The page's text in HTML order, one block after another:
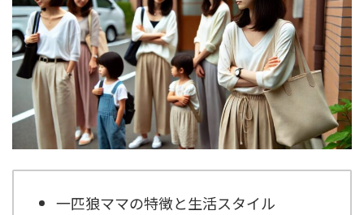
一匹狼ママの特徴と生活スタイル